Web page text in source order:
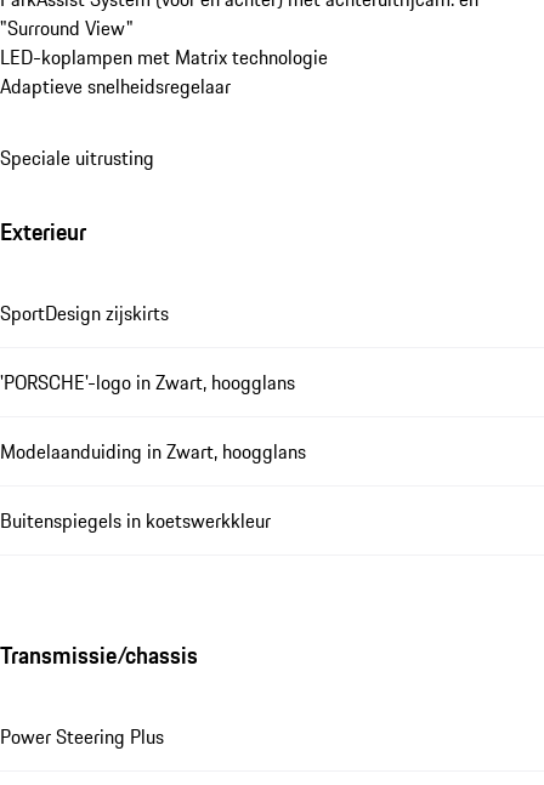
"Surround View"
LED-koplampen met Matrix technologie
Adaptieve snelheidsregelaar
Speciale uitrusting
Exterieur
SportDesign zijskirts
'PORSCHE'-logo in Zwart, hoogglans
Modelaanduiding in Zwart, hoogglans
Buitenspiegels in koetswerkkleur
Transmissie/chassis
Power Steering Plus